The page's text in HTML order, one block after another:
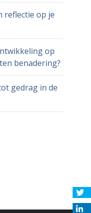
reflectie op je
op
benadering?
gedrag in de